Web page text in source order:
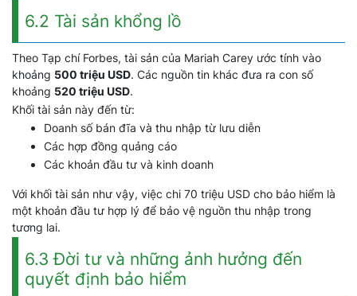
6.2 Tài sản khổng lồ
Theo Tạp chí Forbes, tài sản của Mariah Carey ước tính vào
khoảng 500 triệu USD. Các nguồn tin khác đưa ra con số
khoảng 520 triệu USD.
Khối tài sản này đến từ:
Doanh số bán đĩa và thu nhập từ lưu diễn
Các hợp đồng quảng cáo
Các khoản đầu tư và kinh doanh
Với khối tài sản như vậy, việc chi 70 triệu USD cho bảo hiểm là
một khoản đầu tư hợp lý để bảo vệ nguồn thu nhập trong
tương lai.
6.3 Đời tư và những ảnh hưởng đến
quyết định bảo hiểm